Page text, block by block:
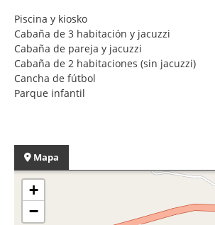
Piscina y kiosko
Cabaña de 3 habitación y jacuzzi
Cabaña de pareja y jacuzzi
Cabaña de 2 habitaciones (sin jacuzzi)
Cancha de fútbol
Parque infantil
Mapa
+
−